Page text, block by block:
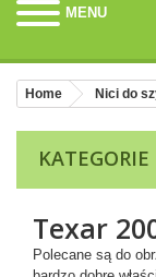
MENU
Home Nici do
KATEGORIE
Texar
Polecane są do